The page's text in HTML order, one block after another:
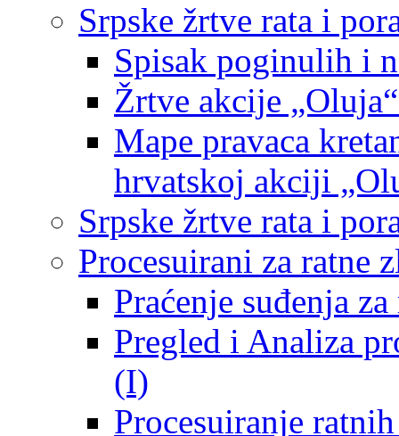
Srpske žrtve rata i
Spisak poginulih i
Žrtve akcije
Mape pravaca
hrvatskoj akciji
Srpske žrtve rata i
Procesuirani za ratne
Praćenje suđenja
Pregled i Analiza
(I)
Procesuiranje